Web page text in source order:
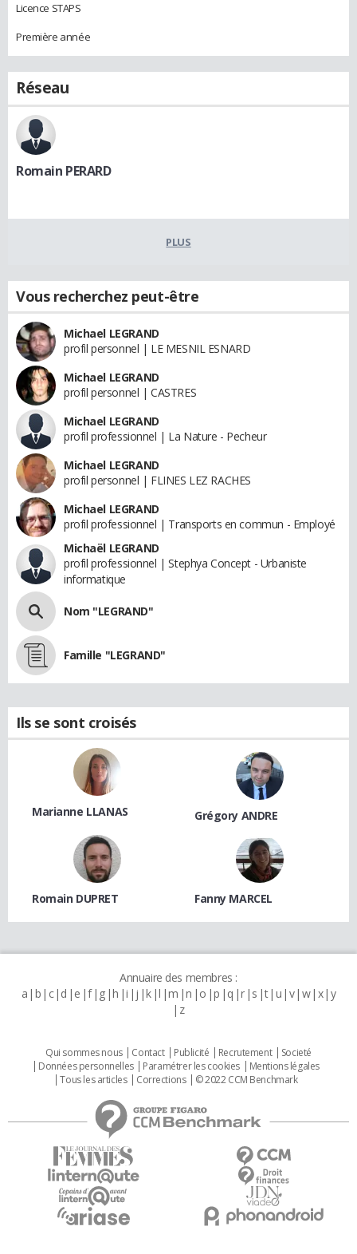
Licence STAPS
Première année
Réseau
Romain PERARD
PLUS
Vous recherchez peut-être
Michael LEGRAND
profil personnel | LE MESNIL ESNARD
Michael LEGRAND
profil personnel | CASTRES
Michael LEGRAND
profil professionnel | La Nature - Pecheur
Michael LEGRAND
profil personnel | FLINES LEZ RACHES
Michael LEGRAND
profil professionnel | Transports en commun - Employé
Michaël LEGRAND
profil professionnel | Stephya Concept - Urbaniste
informatique
Nom "LEGRAND"
Famille "LEGRAND"
Ils se sont croisés
Marianne LLANAS Grégory ANDRE
Romain DUPRET Fanny MARCEL
Annuaire des membres :
a b c d e f g h i j k l m n o p q r s t u v w x y
z
Qui sommes nous Contact Publicité Recrutement
Societé
Données personnelles
Paramétrer les cookies
Mentions légales
Tous les articles
Corrections © 2022 CCM Benchmark